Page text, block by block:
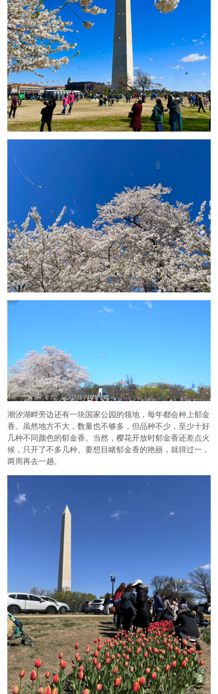
潮汐湖畔旁边还有一块国家公园的领地，每年都会种上郁金
香。虽然地方不大，数量也不够多，但品种不少，至少十好
几种不同颜色的郁金香。当然，樱花开放时郁金香还差点火
候，只开了不多几种。要想目睹郁金香的艳丽，就得过一，
两周再去一趟。